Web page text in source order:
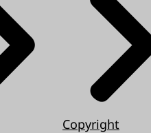
Copyright